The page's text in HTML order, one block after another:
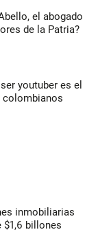
el abogado
de la Patria?
youtuber es el
inmobiliarias
billones